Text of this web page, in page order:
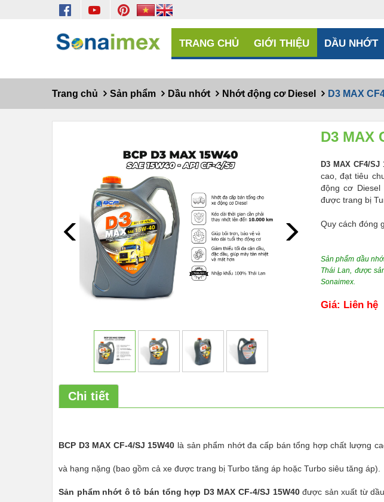
TRANG CHỦ GIỚI THIỆU DẦU NHỚT
Trang chủ Sản phẩm Dầu nhớt Nhớt động cơ Diesel D3 MAX
Prev Next
D3 MAX
D3 MAX CF4/SJ
cao, đạt tiêu
động cơ
được trang bị
Quy cách đóng
Sản phẩm dầu
Thái Lan, được
Sonaimex.
Giá: Liên hệ
Chi tiết
BCP D3 MAX CF-4/SJ 15W40 là sản phẩm nhớt đa cấp bán tổng hợp chất lượng
và hạng nặng (bao gồm cả xe được trang bị Turbo tăng áp hoặc Turbo siêu tăng áp).
Sản phẩm nhớt ô tô bán tổng hợp D3 MAX CF-4/SJ 15W40được sản xuất từ